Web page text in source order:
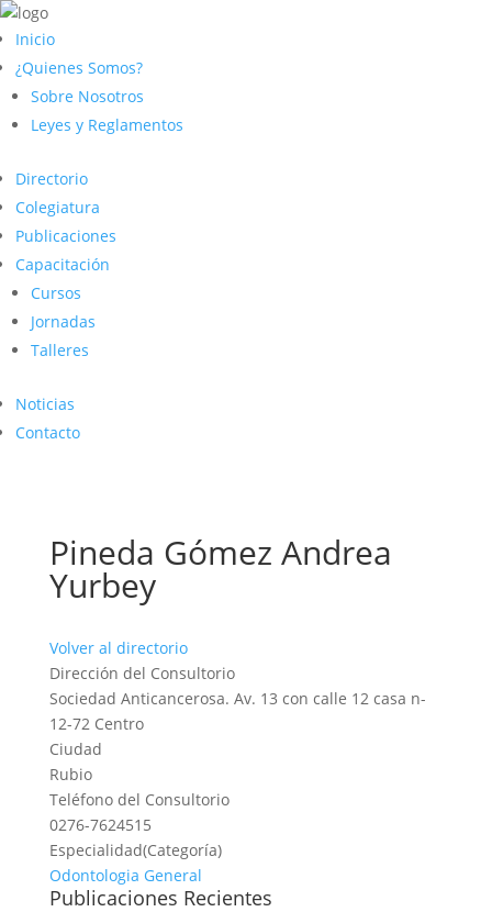
Inicio
¿Quienes Somos?
Sobre Nosotros
Leyes y Reglamentos
Directorio
Colegiatura
Publicaciones
Capacitación
Cursos
Jornadas
Talleres
Noticias
Contacto
Pineda Gómez Andrea
Yurbey
Volver al directorio
Dirección del Consultorio
Sociedad Anticancerosa. Av. 13 con calle 12 casa n-
12-72 Centro
Ciudad
Rubio
Teléfono del Consultorio
0276-7624515
Especialidad(Categoría)
Odontologia General
Publicaciones Recientes